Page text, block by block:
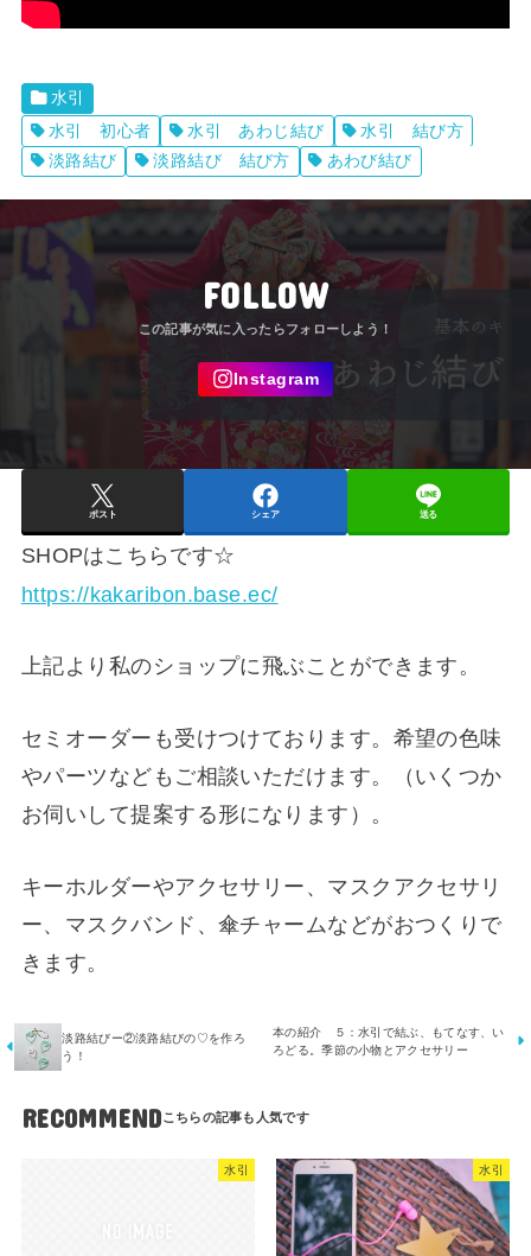
水引
水引 初心者
水引 あわじ結び
水引 結び方
淡路結び
淡路結び 結び方 あわび結び
FOLLOW
ポスト シェア 送る
SHOPはこちらです☆
https://kakaribon.base.ec/
上記より私のショップに飛ぶことができます。
セミオーダーも受けつけております。希望の色味
やパーツなどもご相談いただけます。（いくつか
お伺いして提案する形になります）。
キーホルダーやアクセサリー、マスクアクセサリ
ー、マスクバンド、傘チャームなどがおつくりで
きます。
淡路結びー②淡路結びの♡を作ろ
う！
本の紹介 ５：水引で結ぶ、もてなす、い
ろどる。季節の小物とアクセサリー
RECOMMEND
水引 水引